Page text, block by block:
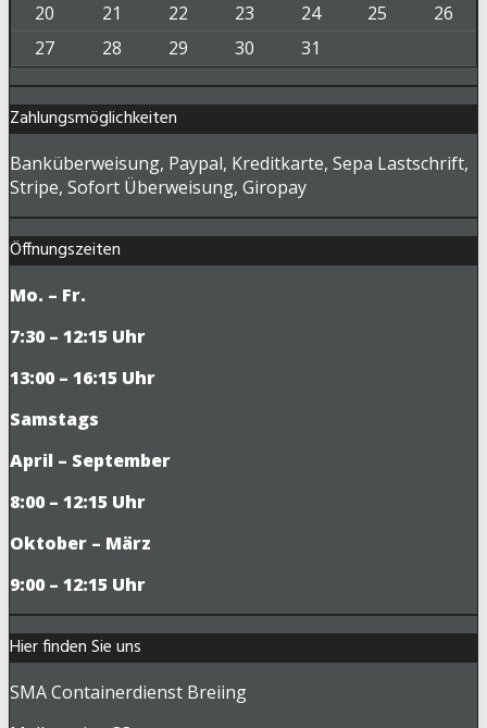
20
21 22 23 24 25
26
27
28 29 30 31
Zahlungsmöglichkeiten
Banküberweisung, Paypal, Kreditkarte, Sepa Lastschrift,
Stripe, Sofort Überweisung, Giropay
Öffnungszeiten
Mo. – Fr.
7:30 – 12:15 Uhr
13:00 – 16:15 Uhr
Samstags
April – September
8:00 – 12:15 Uhr
Oktober – März
9:00 – 12:15 Uhr
Hier finden Sie uns
SMA Containerdienst Breiing